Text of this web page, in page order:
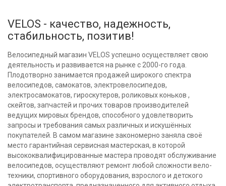
VELOS - качество, надежность,
стабильность, позитив!
Велосипедный магазин VELOS успешно осуществляет свою
деятельность и развивается на рынке с 2000-го года.
Плодотворно занимается продажей широкого спектра
велосипедов, самокатов, электровелосипедов,
электросамокатов, гироскутеров, роликовых коньков ,
скейтов, запчастей и прочих товаров производителей
ведущих мировых брендов, способного удовлетворить
запросы и требования самых различных и искушённых
покупателей. В самом магазине закономерно заняла своё
место гарантийная сервисная мастерская, в которой
высококвалифицированные мастера проводят обслуживание
велосипедов, осуществляют ремонт любой сложности вело-
техники, спортивного оборудования, взрослого и детского